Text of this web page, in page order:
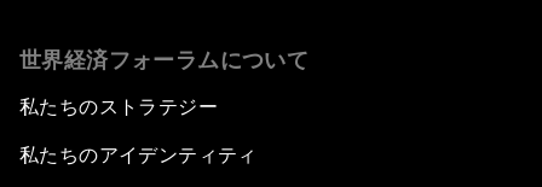
世界経済フォーラムについて
私たちのストラテジー
私たちのアイデンティティ